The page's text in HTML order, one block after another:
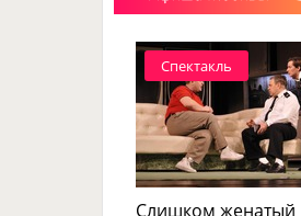
Спектакль
Слишком женатый